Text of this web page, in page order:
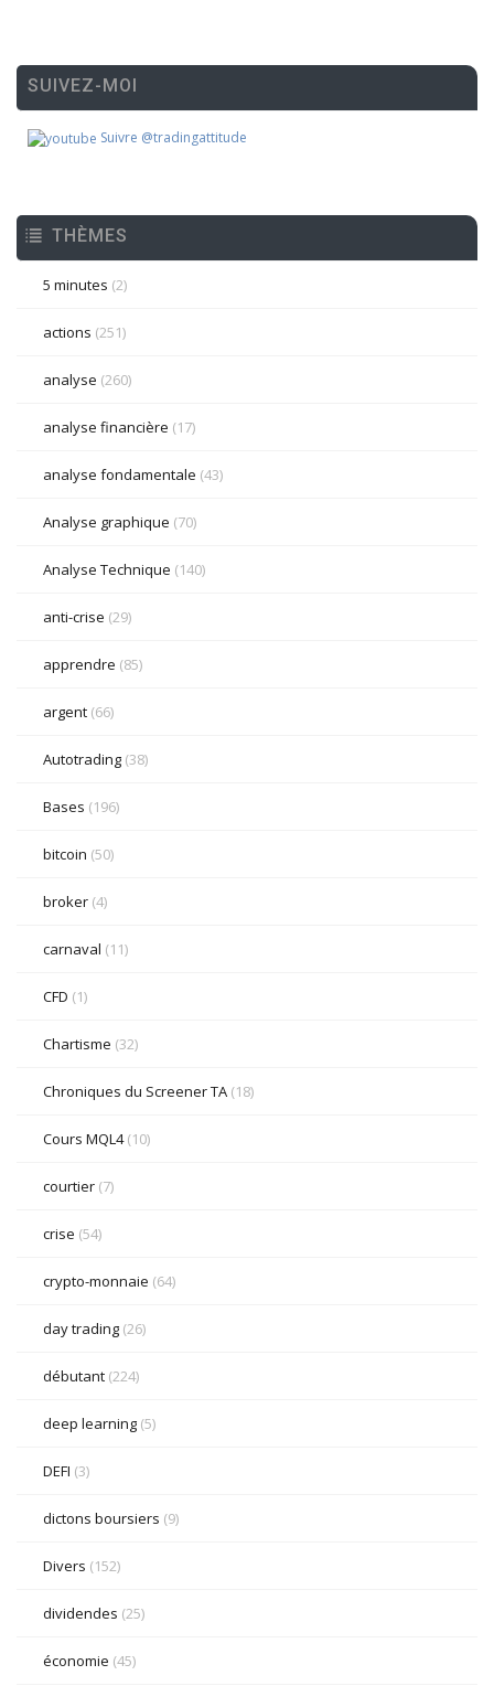
SUIVEZ-MOI
Suivre @tradingattitude
THÈMES
5 minutes (2)
actions (251)
analyse (260)
analyse financière (17)
analyse fondamentale (43)
Analyse graphique (70)
Analyse Technique (140)
anti-crise (29)
apprendre (85)
argent (66)
Autotrading (38)
Bases (196)
bitcoin (50)
broker (4)
carnaval (11)
CFD (1)
Chartisme (32)
Chroniques du Screener TA (18)
Cours MQL4(10)
courtier (7)
crise (54)
crypto-monnaie (64)
day trading (26)
débutant (224)
deep learning (5)
DEFI (3)
dictons boursiers (9)
Divers (152)
dividendes (25)
économie (45)